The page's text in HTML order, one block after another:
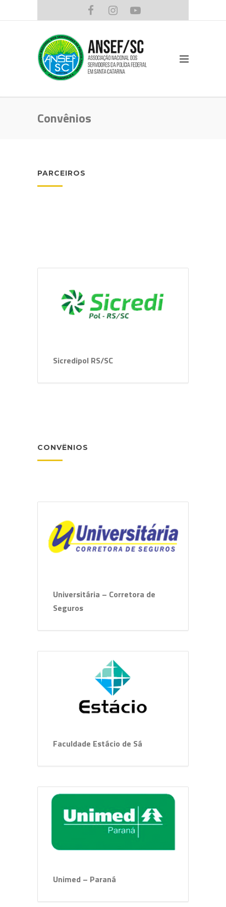
Convênios
PARCEIROS
Sicredipol RS/SC
CONVÊNIOS
Universitária – Corretora de
Seguros
Faculdade Estácio de Sá
Unimed – Paraná